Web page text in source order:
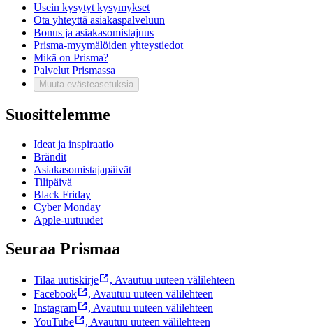
Usein kysytyt kysymykset
Ota yhteyttä asiakaspalveluun
Bonus ja asiakasomistajuus
Prisma-myymälöiden yhteystiedot
Mikä on Prisma?
Palvelut Prismassa
Muuta evästeasetuksia
Suosittelemme
Ideat ja inspiraatio
Brändit
Asiakasomistajapäivät
Tilipäivä
Black Friday
Cyber Monday
Apple-uutuudet
Seuraa Prismaa
Tilaa uutiskirje , Avautuu uuteen välilehteen
Facebook
, Avautuu uuteen välilehteen
Instagram
, Avautuu uuteen välilehteen
YouTube
, Avautuu uuteen välilehteen